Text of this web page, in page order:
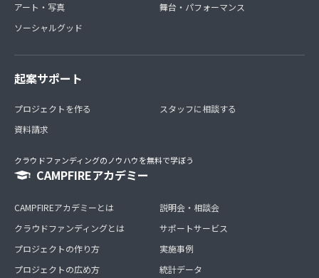
アート・写真
ソーシャルグッド
舞台・パフォーマンス
起案サポート
プロジェクトを作る
資料請求
スタッフに相談する
クラウドファンディングのノウハウを無料で学ぼう
CAMPFIREアカデミー
CAMPFIREアカデミーとは
クラウドファンディングとは
プロジェクトの作り方
プロジェクトの広め方
説明会・相談会
サポートサービス
実施事例
統計データ